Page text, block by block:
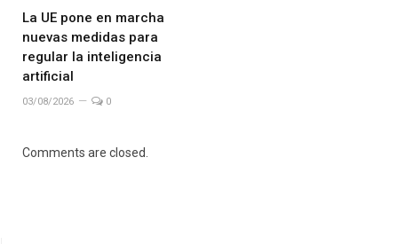
La UE pone en marcha
nuevas medidas para
regular la inteligencia
artificial
03/08/2026 0
Comments are closed.